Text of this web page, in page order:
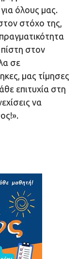
όλους μας.
στόχο της,
στον
σε
μας τίμησες
επιτυχία στη
να